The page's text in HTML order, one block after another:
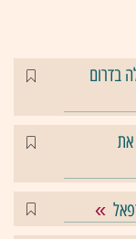
בדרום
את